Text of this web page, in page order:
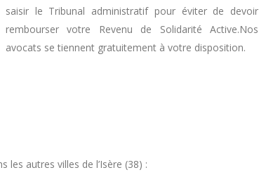
saisir le Tribunal administratif pour éviter de devoir
rembourser votre Revenu de Solidarité Active.Nos
avocats se tiennent gratuitement à votre disposition.
autres villes de l’Isère (38) :